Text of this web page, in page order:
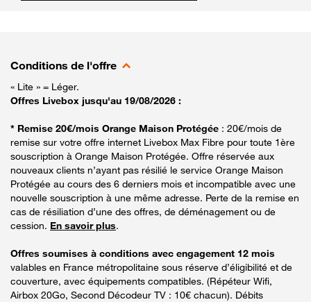
Conditions de l'offre
« Lite » = Léger.
Offres Livebox jusqu'au 19/08/2026 :
* Remise 20€/mois Orange Maison Protégée : 20€/mois de
remise sur votre offre internet Livebox Max Fibre pour toute 1ère
souscription à Orange Maison Protégée. Offre réservée aux
nouveaux clients n’ayant pas résilié le service Orange Maison
Protégée au cours des 6 derniers mois et incompatible avec une
nouvelle souscription à une même adresse. Perte de la remise en
cas de résiliation d’une des offres, de déménagement ou de
cession. En savoir plus.
Offres soumises à conditions avec engagement 12 mois
valables en France métropolitaine sous réserve d’éligibilité et de
couverture, avec équipements compatibles. (Répéteur Wifi,
Airbox 20Go, Second Décodeur TV : 10€ chacun). Débits